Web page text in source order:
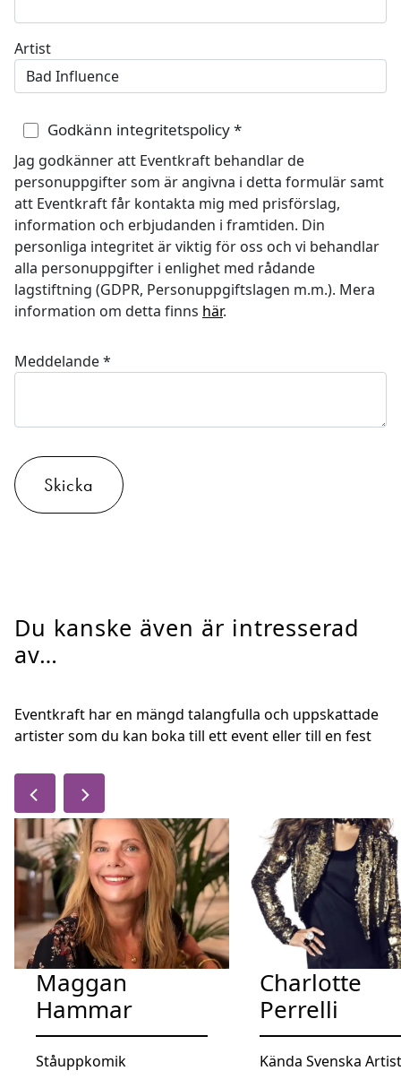
Artist
Godkänn integritetspolicy*
Jag godkänner att Eventkraft behandlar de
personuppgifter som är angivna i detta formulär samt
att Eventkraft får kontakta mig med prisförslag,
information och erbjudanden i framtiden. Din
personliga integritet är viktig för oss och vi behandlar
alla personuppgifter i enlighet med rådande
lagstiftning (GDPR, Personuppgiftslagen m.m.). Mera
information om detta finns här.
Meddelande*
Skicka
Du kanske även är intresserad
av…
Eventkraft har en mängd talangfulla och uppskattade
artister som du kan boka till ett event eller till en fest
Maggan
Hammar
Ståuppkomik
Charlotte
Perrelli
Kända Svenska